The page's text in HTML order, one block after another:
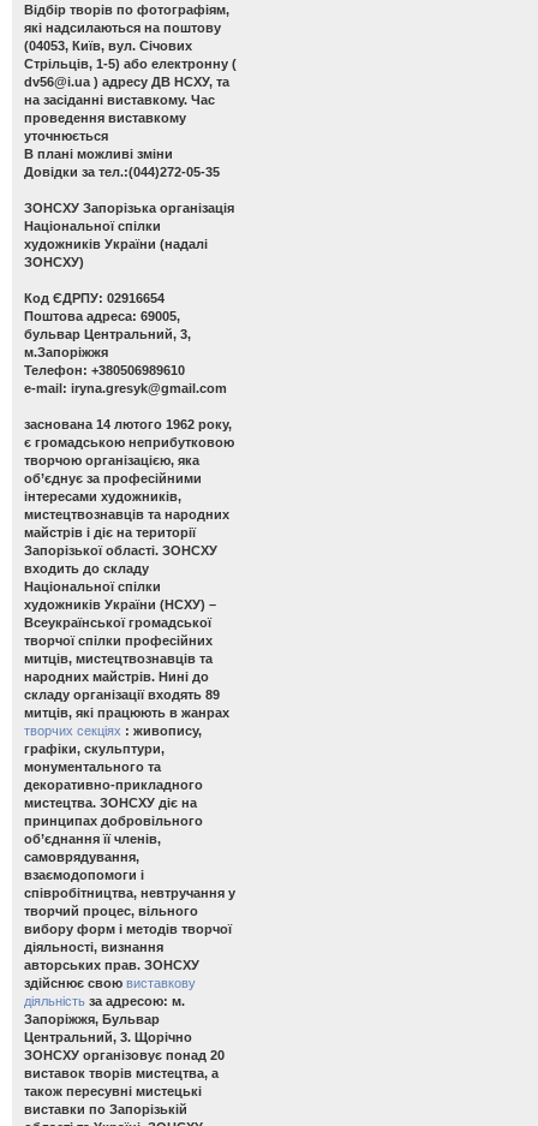
Відбір творів по фотографіям,
які надсилаються на поштову
(04053, Київ, вул. Січових
Стрільців, 1-5) або електронну (
dv56@i.ua ) адресу ДВ НСХУ, та
на засіданні виставкому. Час
проведення виставкому
уточнюється
В плані можливі зміни
Довідки за тел.:(044)272-05-35
ЗОНСХУ Запорізька організація
Національної спілки
художників України (надалі
ЗОНСХУ)
Код ЄДРПУ: 02916654
Поштова адреса: 69005,
бульвар Центральний, 3,
м.Запоріжжя
Телефон: +380506989610
e-mail: iryna.gresyk@gmail.com
заснована 14 лютого 1962 року,
є громадською неприбутковою
творчою організацією, яка
об’єднує за професійними
інтересами художників,
мистецтвознавців та народних
майстрів і діє на території
Запорізької області. ЗОНСХУ
входить до складу
Національної спілки
художників України (НСХУ) –
Всеукраїнської громадської
творчої спілки професійних
митців, мистецтвознавців та
народних майстрів. Нині до
складу організації входять 89
митців, які працюють в жанрах
творчих секціях : живопису,
графіки, скульптури,
монументального та
декоративно-прикладного
мистецтва. ЗОНСХУ діє на
принципах добровільного
об’єднання її членів,
самоврядування,
взаємодопомоги і
співробітництва, невтручання у
творчий процес, вільного
вибору форм і методів творчої
діяльності, визнання
авторських прав. ЗОНСХУ
здійснює свою виставкову
діяльність за адресою: м.
Запоріжжя, Бульвар
Центральний, 3. Щорічно
ЗОНСХУ організовує понад 20
виставок творів мистецтва, а
також пересувні мистецькі
виставки по Запорізькій